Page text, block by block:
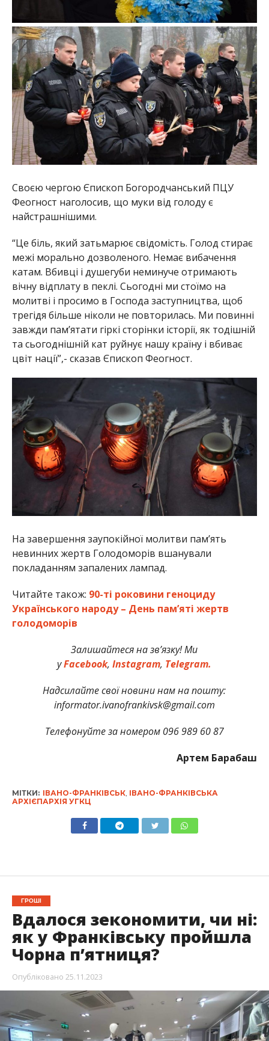
Своєю чергою Єпископ Богородчанський ПЦУ
Феогност наголосив, що муки від голоду є
найстрашнішими.
“Це біль, який затьмарює свідомість. Голод стирає
межі морально дозволеного. Немає вибачення
катам. Вбивці і душегуби неминуче отримають
вічну відплату в пеклі. Сьогодні ми стоїмо на
молитві і просимо в Господа заступництва, щоб
трегідя більше ніколи не повторилась. Ми повинні
завжди пам’ятати гіркі сторінки історії, як тодішній
та сьогоднішній кат руйнує нашу країну і вбиває
цвіт нації”,- сказав Єпископ Феогност.
На завершення заупокійної молитви пам’ять
невинних жертв Голодоморів вшанували
покладанням запалених лампад.
Читайте також: 90-ті роковини геноциду
Українського народу – День пам’яті жертв
голодоморів
Залишайтеся на зв’язку! Ми
уFacebook, Instagram, Telegram.
Надсилайте свої новини нам на пошту:
informator.ivanofrankivsk@gmail.com
Телефонуйте за номером 096 989 60 87
Артем Барабаш
МІТКИ: ІВАНО-ФРАНКІВСЬК, ІВАНО-ФРАНКІВСЬКА
АРХІЄПАРХІЯ УГКЦ
ГРОШІ
Вдалося зекономити, чи ні:
як у Франківську пройшла
Чорна п’ятниця?
Опубліковано 25.11.2023